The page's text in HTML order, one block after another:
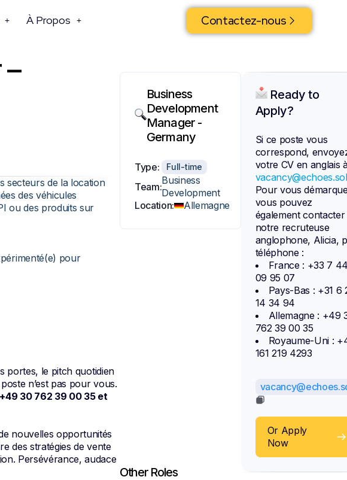
À Propos Contactez-nous
secteurs de la location
des véhicules
ou des produits sur
pour
portes, le pitch quotidien
n’est pas pour vous.
30 762 39 00 35 et
nouvelles opportunités
des stratégies de vente
Persévérance, audace
Business
Development
Manager -
Germany
Type: Full-time
Team:
Business
Development
Location:
Allemagne
Ready to
Apply?
Si ce poste vous
correspond,
votre CV en anglais
Pour vous
vous pouvez
également contacter
notre recruteuse
anglophone, Alicia,
téléphone :
France : +33 7
09 95 07
Pays-Bas : +31 6
14 34 94
Allemagne : +49
762 39 00 35
Royaume-Uni :
161 219 4293
Or Apply
Now
Other Roles